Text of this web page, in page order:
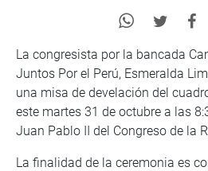
La congresista por la bancada
Juntos Por el Perú, Esmeralda
una misa de develación del
este martes 31 de octubre a las
Juan Pablo II del Congreso de la
La finalidad de la ceremonia es